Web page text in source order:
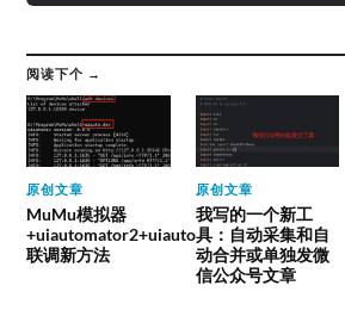
阅读下个 →
原创文章
MuMu模拟器
+uiautomator2+uiauto
联调新方法
原创文章
我写的一个新工
具：自动采集和自
动合并或单独发微
信公众号文章